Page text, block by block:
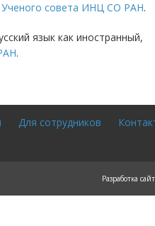
Ученого совета ИНЦ СО РАН.
язык как иностранный,
.
Для сотрудников
Разработка